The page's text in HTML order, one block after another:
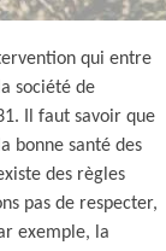
qui entre
société de
Il faut savoir que
bonne santé des
des règles
pas de respecter,
exemple, la